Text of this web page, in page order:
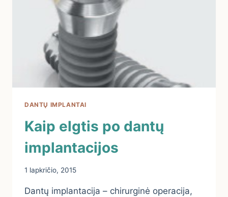
DANTŲ IMPLANTAI
Kaip elgtis po dantų
implantacijos
1 lapkričio, 2015
Dantų implantacija – chirurginė operacija,